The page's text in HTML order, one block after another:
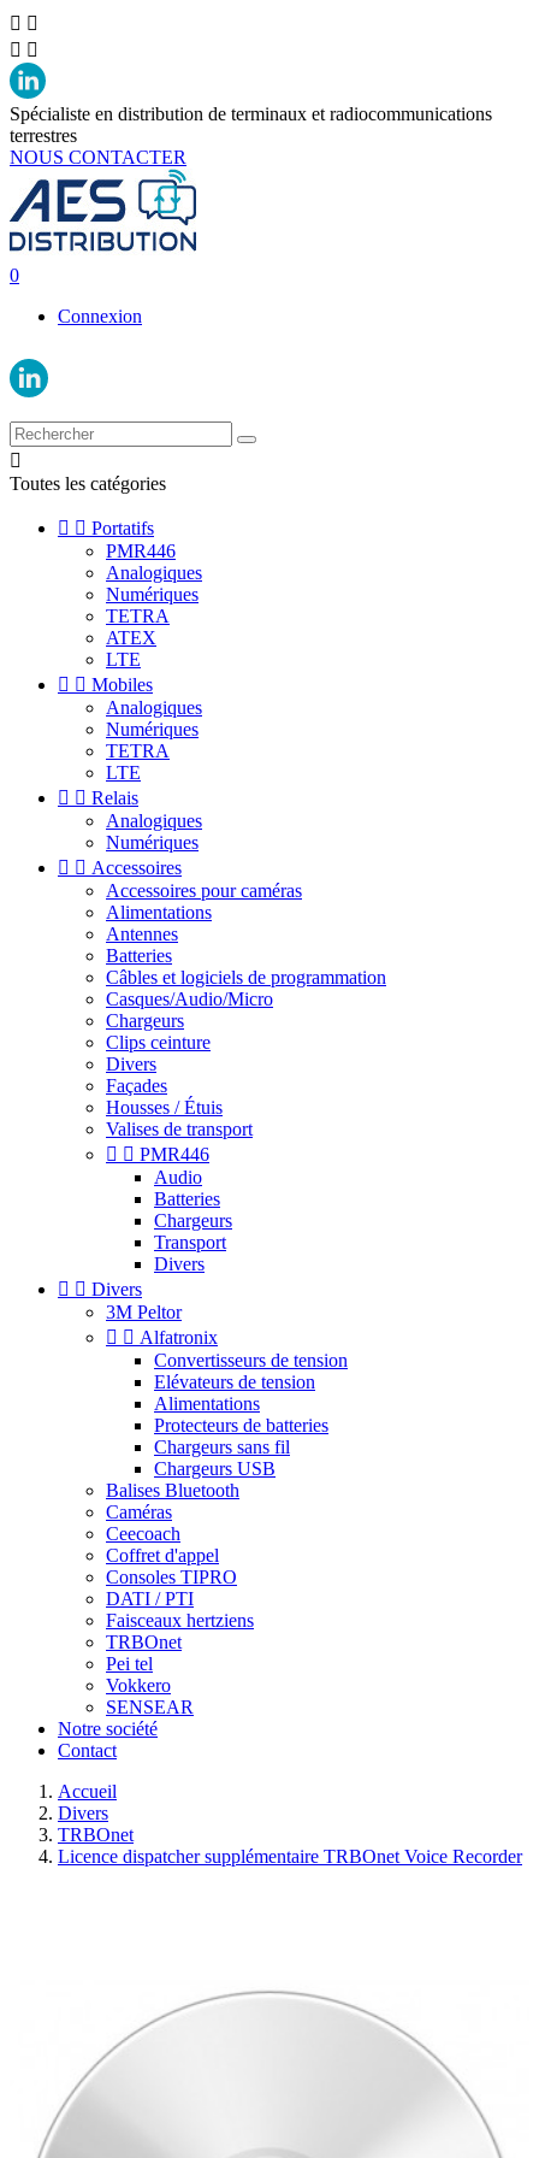
 
 
Spécialiste en distribution de terminaux et radiocommunications
terrestres
NOUS CONTACTER
0
Connexion

Toutes les catégories
  Portatifs
PMR446
Analogiques
Numériques
TETRA
ATEX
LTE
  Mobiles
Analogiques
Numériques
TETRA
LTE
  Relais
Analogiques
Numériques
  Accessoires
Accessoires pour caméras
Alimentations
Antennes
Batteries
Câbles et logiciels de programmation
Casques/Audio/Micro
Chargeurs
Clips ceinture
Divers
Façades
Housses / Étuis
Valises de transport
  PMR446
Audio
Batteries
Chargeurs
Transport
Divers
  Divers
3M Peltor
  Alfatronix
Convertisseurs de tension
Elévateurs de tension
Alimentations
Protecteurs de batteries
Chargeurs sans fil
Chargeurs USB
Balises Bluetooth
Caméras
Ceecoach
Coffret d'appel
Consoles TIPRO
DATI / PTI
Faisceaux hertziens
TRBOnet
Pei tel
Vokkero
SENSEAR
Notre société
Contact
Accueil
Divers
TRBOnet
Licence dispatcher supplémentaire TRBOnet Voice Recorder